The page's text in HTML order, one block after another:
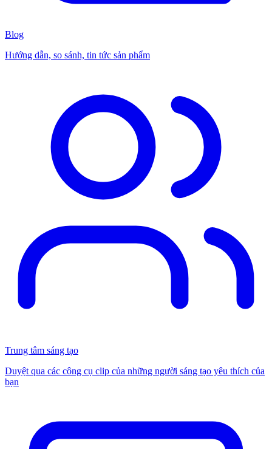
Blog
Hướng dẫn, so sánh, tin tức sản phẩm
Trung tâm sáng tạo
Duyệt qua các công cụ clip của những người sáng tạo yêu thích của
bạn